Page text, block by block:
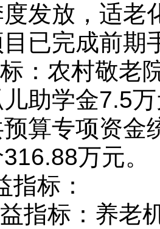
发放，适老
已完成前期
：农村敬老
助学金7.5
算专项资金
万元。
指标：
指标：养老